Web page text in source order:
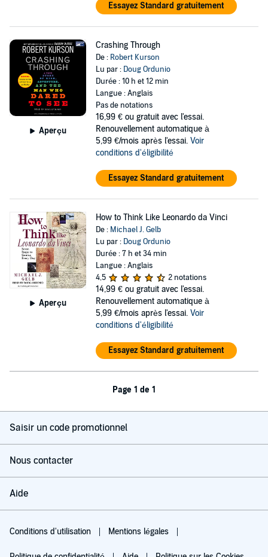
Essayez Standard gratuitement
Aperçu
Crashing Through
De : Robert Kurson
Lu par : Doug Ordunio
Durée : 10 h et 12 min
Langue : Anglais
Pas de notations
16,99 € ou gratuit avec l'essai.
Renouvellement automatique à
5,99 €/mois après l'essai. Voir
conditions d'éligibilité
Essayez Standard gratuitement
Aperçu
How to Think Like Leonardo da Vinci
De : Michael J. Gelb
Lu par : Doug Ordunio
Durée : 7 h et 34 min
Langue : Anglais
4,5
2 notations
14,99 € ou gratuit avec l'essai.
Renouvellement automatique à
5,99 €/mois après l'essai. Voir
conditions d'éligibilité
Essayez Standard gratuitement
Page 1 de 1
Saisir un code promotionnel
Nous contacter
Aide
Conditions d'utilisation Mentions légales